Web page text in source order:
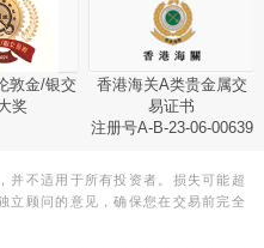
敦金/银交
奖
香港海关A类贵金属交
易证书
注册号A-B-23-06-00639
并不适用于所有投资者。损失可能超
立顾问的意见，确保您在交易前完全